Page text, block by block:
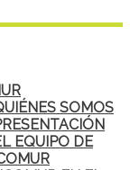
SOMOS
EQUIPO DE